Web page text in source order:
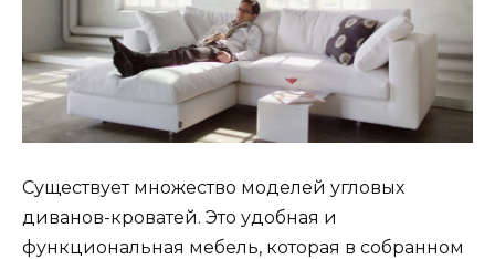
Существует множество моделей угловых
диванов-кроватей. Это удобная и
функциональная мебель, которая в собранном